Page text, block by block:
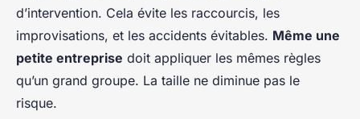
d’intervention. Cela évite les raccourcis, les
improvisations, et les accidents évitables. Même une
petite entreprise doit appliquer les mêmes règles
qu’un grand groupe. La taille ne diminue pas le
risque.